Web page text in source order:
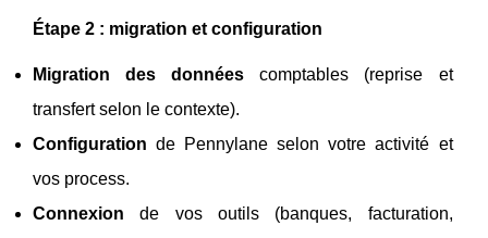
Étape 2 : migration et configuration
Migration des données comptables (reprise et
transfert selon le contexte).
Configuration de Pennylane selon votre activité et
vos process.
Connexion de vos outils (banques, facturation,